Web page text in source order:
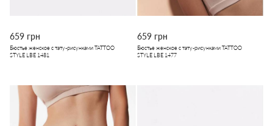
659 грн
Бюстье женское с тату-рисунками TATTOO
STYLE LBE 1481
659 грн
Бюстье женское с тату-рисунками TATTOO
STYLE LBE 1477